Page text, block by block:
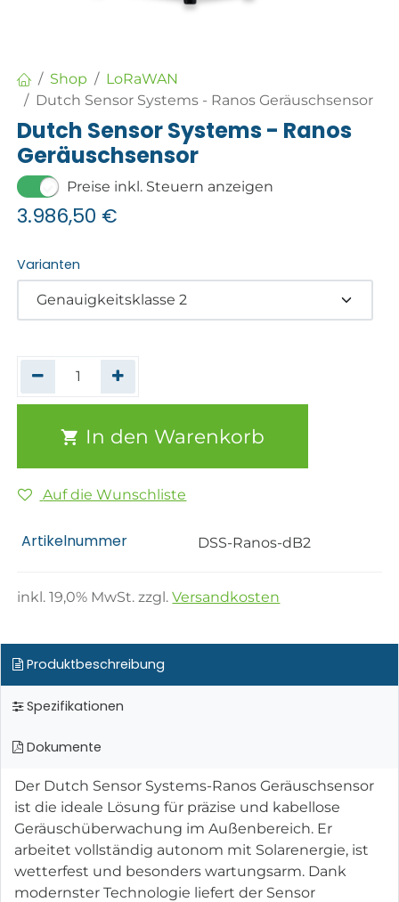
Shop
LoRaWAN
Dutch Sensor Systems - Ranos Geräuschsensor
Dutch Sensor Systems - Ranos
Geräuschsensor
Preise inkl. Steuern anzeigen
3.986,50 €
Varianten
In den Warenkorb
Auf die Wunschliste
Artikelnummer DSS-Ranos-dB2
inkl.19,0% MwSt. zzgl.Versandkosten
Produktbeschreibung
Spezifikationen
Dokumente
Der Dutch Sensor Systems-Ranos Geräuschsensor
ist die ideale Lösung für präzise und kabellose
Geräuschüberwachung im Außenbereich. Er
arbeitet vollständig autonom mit Solarenergie, ist
wetterfest und besonders wartungsarm. Dank
modernster Technologie liefert der Sensor